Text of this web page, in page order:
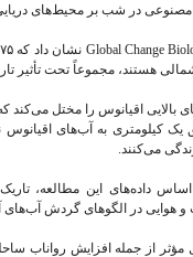
مصنوعی در شب بر محیط‌های
هستند، مجموعاً تحت تأثیر
می‌کنند.
اساس داده‌های این مطالعه،
و هوایی در الگوهای گردش آب‌های
از جمله افزایش رواناب